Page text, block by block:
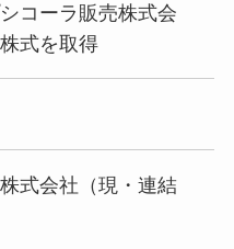
コーラ販売株式会
式を取得
式会社（現・連結